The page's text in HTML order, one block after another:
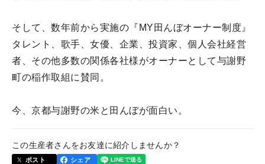
そして、数年前から実施の『MY田んぼオーナー制度』
タレント、歌手、女優、企業、投資家、個人会社経営
者、その他多数の関係各社様がオーナーとして与謝野
町の稲作取組に賛同。
今、京都与謝野の米と田んぼが面白い。
この生産者さんをお友達に紹介しませんか？
ポスト シェア